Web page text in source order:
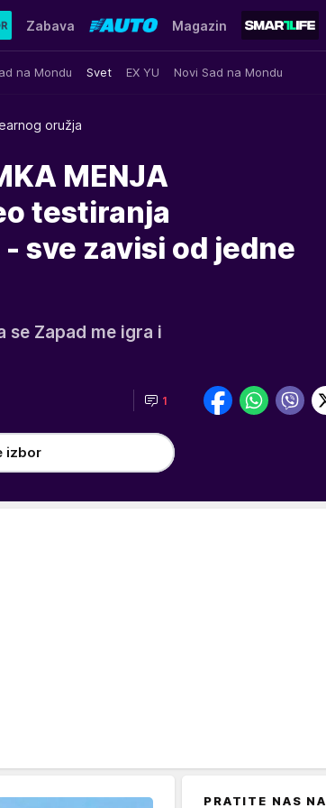
na Mondu Svet EX YU Novi Sad na Mondu
Zabava Magazin
oružja
MENJA
testiranja
sve zavisi od jedne
se Zapad me igra i
1
izbor
PRATITE NAS NA